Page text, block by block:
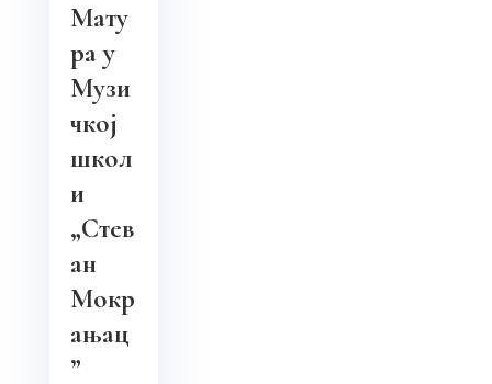
Мату
ра у
Музи
чкој
школ
и
„Стев
ан
Мокр
ањац
”